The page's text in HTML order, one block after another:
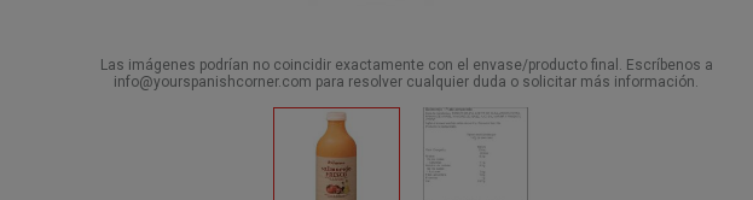
Las imágenes podrían no coincidir exactamente con el envase/producto final. Escríbenos a
info@yourspanishcorner.com para resolver cualquier duda o solicitar más información.